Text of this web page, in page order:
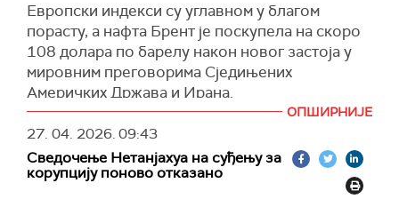
земље, усред примирја.
(Танјуг, Times of Israel)
Европски индекси су углавном у благом
порасту, а нафта Брент је поскупела на скоро
108 долара по барелу након новог застоја у
мировним преговорима Сједињених
Америчких Држава и Ирана.
Према подацима са берзи у 9.30, цена сирове
нафте је порасла за 2,23 одсто на 96,486
долара, а нафте брент за 2,49 одсто на
107,942 долара.
ОПШИРНИЈЕ
27. 04. 2026.09:43
Сведочење Нетанјахуа на суђењу за
корупцију поново отказано